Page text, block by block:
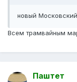
новый
Всем трамвайным
Паштет